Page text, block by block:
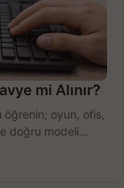
mi Alınır?
öğrenin; oyun, ofis,
doğru modeli